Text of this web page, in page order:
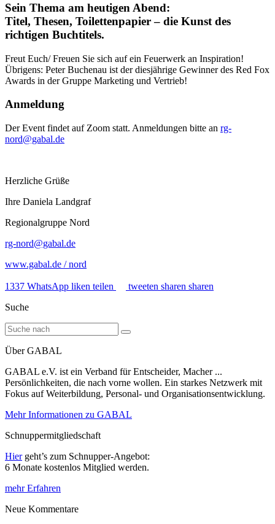
Sein Thema am heutigen Abend:
Titel, Thesen, Toilettenpapier – die Kunst des
richtigen Buchtitels.
Freut Euch/ Freuen Sie sich auf ein Feuerwerk an Inspiration!
Übrigens: Peter Buchenau ist der diesjährige Gewinner des Red Fox
Awards in der Gruppe Marketing und Vertrieb!
Anmeldung
Der Event findet auf Zoom statt. Anmeldungen bitte an rg-
nord@gabal.de
Herzliche Grüße
Ihre Daniela Landgraf
Regionalgruppe Nord
rg-nord@gabal.de
www.gabal.de / nord
1337 WhatsApp liken teilen tweeten sharen sharen
Suche
Über GABAL
GABAL e.V. ist ein Verband für Entscheider, Macher ...
Persönlichkeiten, die nach vorne wollen. Ein starkes Netzwerk mit
Fokus auf Weiterbildung, Personal- und Organisationsentwicklung.
Mehr Informationen zu GABAL
Schnuppermitgliedschaft
Hiergeht’s zum Schnupper-Angebot:
6 Monate kostenlos Mitglied werden.
mehr Erfahren
Neue Kommentare